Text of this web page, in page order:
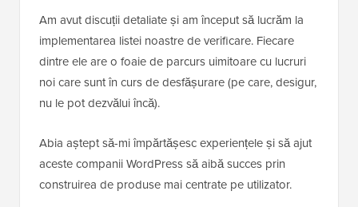
Am avut discuții detaliate și am început să lucrăm la
implementarea listei noastre de verificare. Fiecare
dintre ele are o foaie de parcurs uimitoare cu lucruri
noi care sunt în curs de desfășurare (pe care, desigur,
nu le pot dezvălui încă).
Abia aștept să-mi împărtășesc experiențele și să ajut
aceste companii WordPress să aibă succes prin
construirea de produse mai centrate pe utilizator.